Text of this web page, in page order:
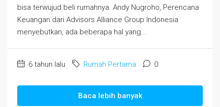
bisa terwujud beli rumahnya. Andy Nugroho, Perencana
Keuangan dari Advisors Alliance Group Indonesia
menyebutkan, ada beberapa hal yang...
6 tahun lalu Rumah Pertama 0
Baca lebih banyak